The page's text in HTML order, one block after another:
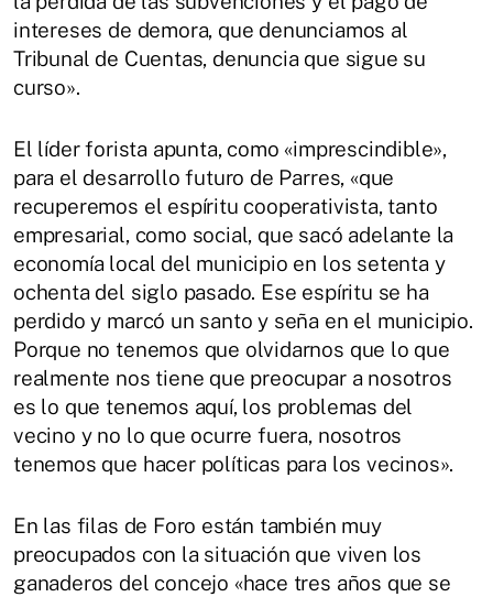
intereses de demora, que denunciamos al
Tribunal de Cuentas, denuncia que sigue su
curso».
El líder forista apunta, como «imprescindible»,
para el desarrollo futuro de Parres, «que
recuperemos el espíritu cooperativista, tanto
empresarial, como social, que sacó adelante la
economía local del municipio en los setenta y
ochenta del siglo pasado. Ese espíritu se ha
perdido y marcó un santo y seña en el municipio.
Porque no tenemos que olvidarnos que lo que
realmente nos tiene que preocupar a nosotros
es lo que tenemos aquí, los problemas del
vecino y no lo que ocurre fuera, nosotros
tenemos que hacer políticas para los vecinos».
En las filas de Foro están también muy
preocupados con la situación que viven los
ganaderos del concejo «hace tres años que se